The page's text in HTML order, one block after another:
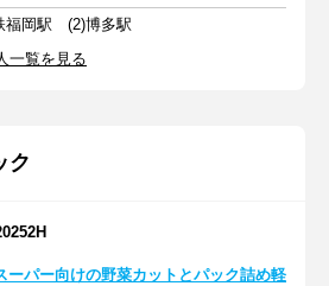
福岡駅 (2)博多駅
一覧を見る
ク
ーパー向けの野菜カットとパック詰め軽